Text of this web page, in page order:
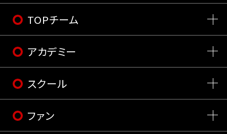
TOPチーム
アカデミー
スクール
ファン